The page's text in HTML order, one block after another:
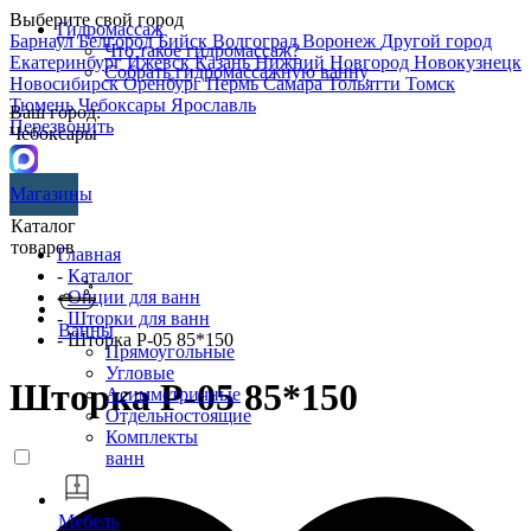
Выберите свой город
БарнаулБелгородБийск ВолгоградВоронеж Другой город
ЕкатеринбургИжевскКазаньНижний Новгород Новокузнецк
НовосибирскОренбургПермьСамараТольятти Томск
ТюменьЧебоксары Ярославль
Перезвонить
Гидромассаж
Что такое гидромассаж?
Собрать гидромассажную ванну
Ваш город:
Чебоксары
Магазины
Каталог
товаров
Ванны
Прямоугольные
Угловые
Асимметричные
Отдельностоящие
Комплекты
ванн
Мебель
Главная
- Каталог
-Опции для ванн
- Шторки для ванн
- Шторка P-05 85*150
Шторка P-05 85*150